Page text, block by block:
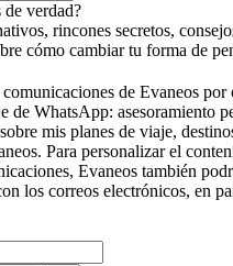
verdad?
rincones secretos,
cómo cambiar tu forma de
de Evaneos por
de WhatsApp: asesoramiento
mis planes de viaje,
Para personalizar el
Evaneos también
los correos electrónicos, en